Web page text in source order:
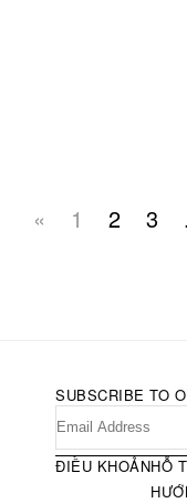
« 1 2 3
SUBSCRIBE TO
ĐIỀU KHOẢNHỖ